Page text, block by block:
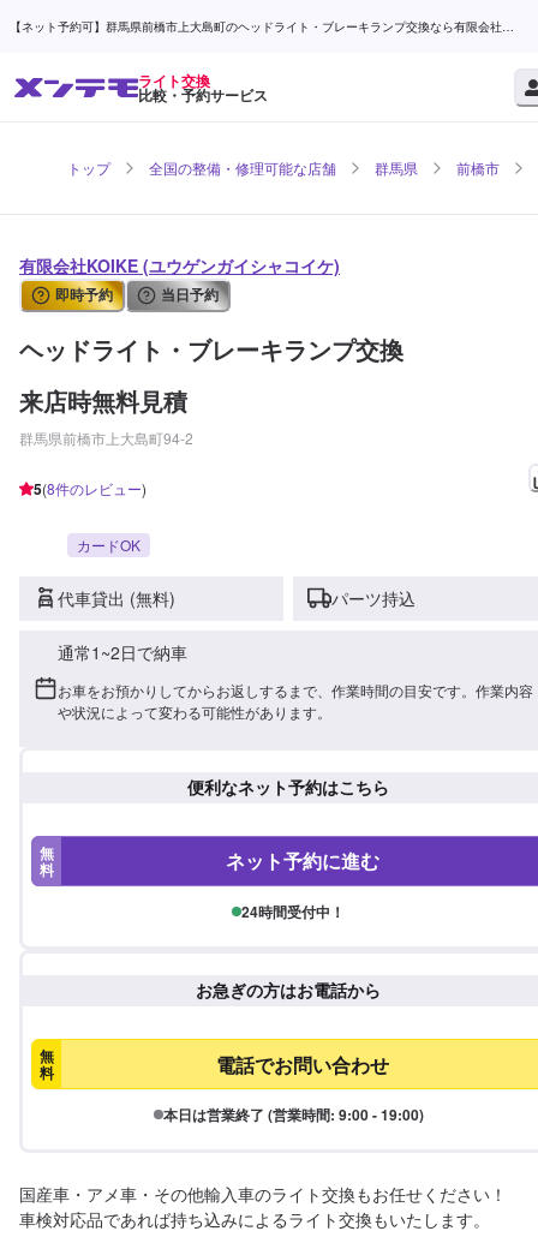
【ネット予約可】群馬県前橋市上大島町のヘッドライト・ブレーキランプ交換なら有限会社
ライト交換
比較・予約サービス
トップ 全国の整備・修理可能な店舗 群馬県 前橋市
有限会社KOIKE (ユウゲンガイシャコイケ)
即時予約 当日予約
ヘッドライト・ブレーキランプ交換
来店時無料見積
群馬県前橋市上大島町94-2
5(8件のレビュー)
カードOK
代車貸出 (無料) パーツ持込
通常1~2日で納車
お車をお預かりしてからお返しするまで、作業時間の目安です。作業内容
や状況によって変わる可能性があります。
便利なネット予約はこちら
無
料 ネット予約に進む
24時間受付中！
お急ぎの方はお電話から
無
料 電話でお問い合わせ
本日は営業終了 (営業時間: 9:00 - 19:00)
国産車・アメ車・その他輸入車のライト交換もお任せください！
車検対応品であれば持ち込みによるライト交換もいたします。